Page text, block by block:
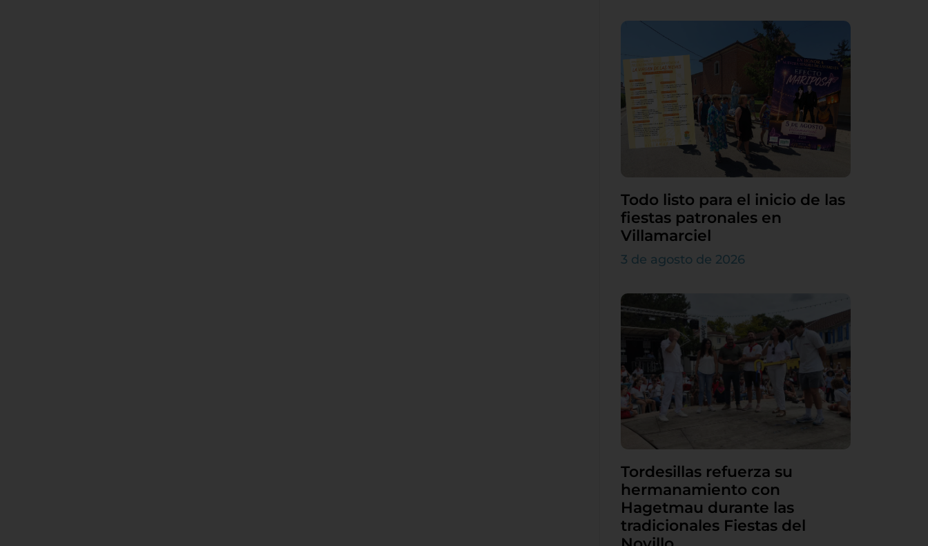
Todo listo para el inicio de las
fiestas patronales en
Villamarciel
3 de agosto de 2026
Tordesillas refuerza su
hermanamiento con
Hagetmau durante las
tradicionales Fiestas del